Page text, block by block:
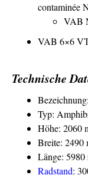
contaminée
VAB
VAB 6×6
Technische
Typ:
Höhe: 2060
Breite: 2490
Länge: 5980
Radstand: